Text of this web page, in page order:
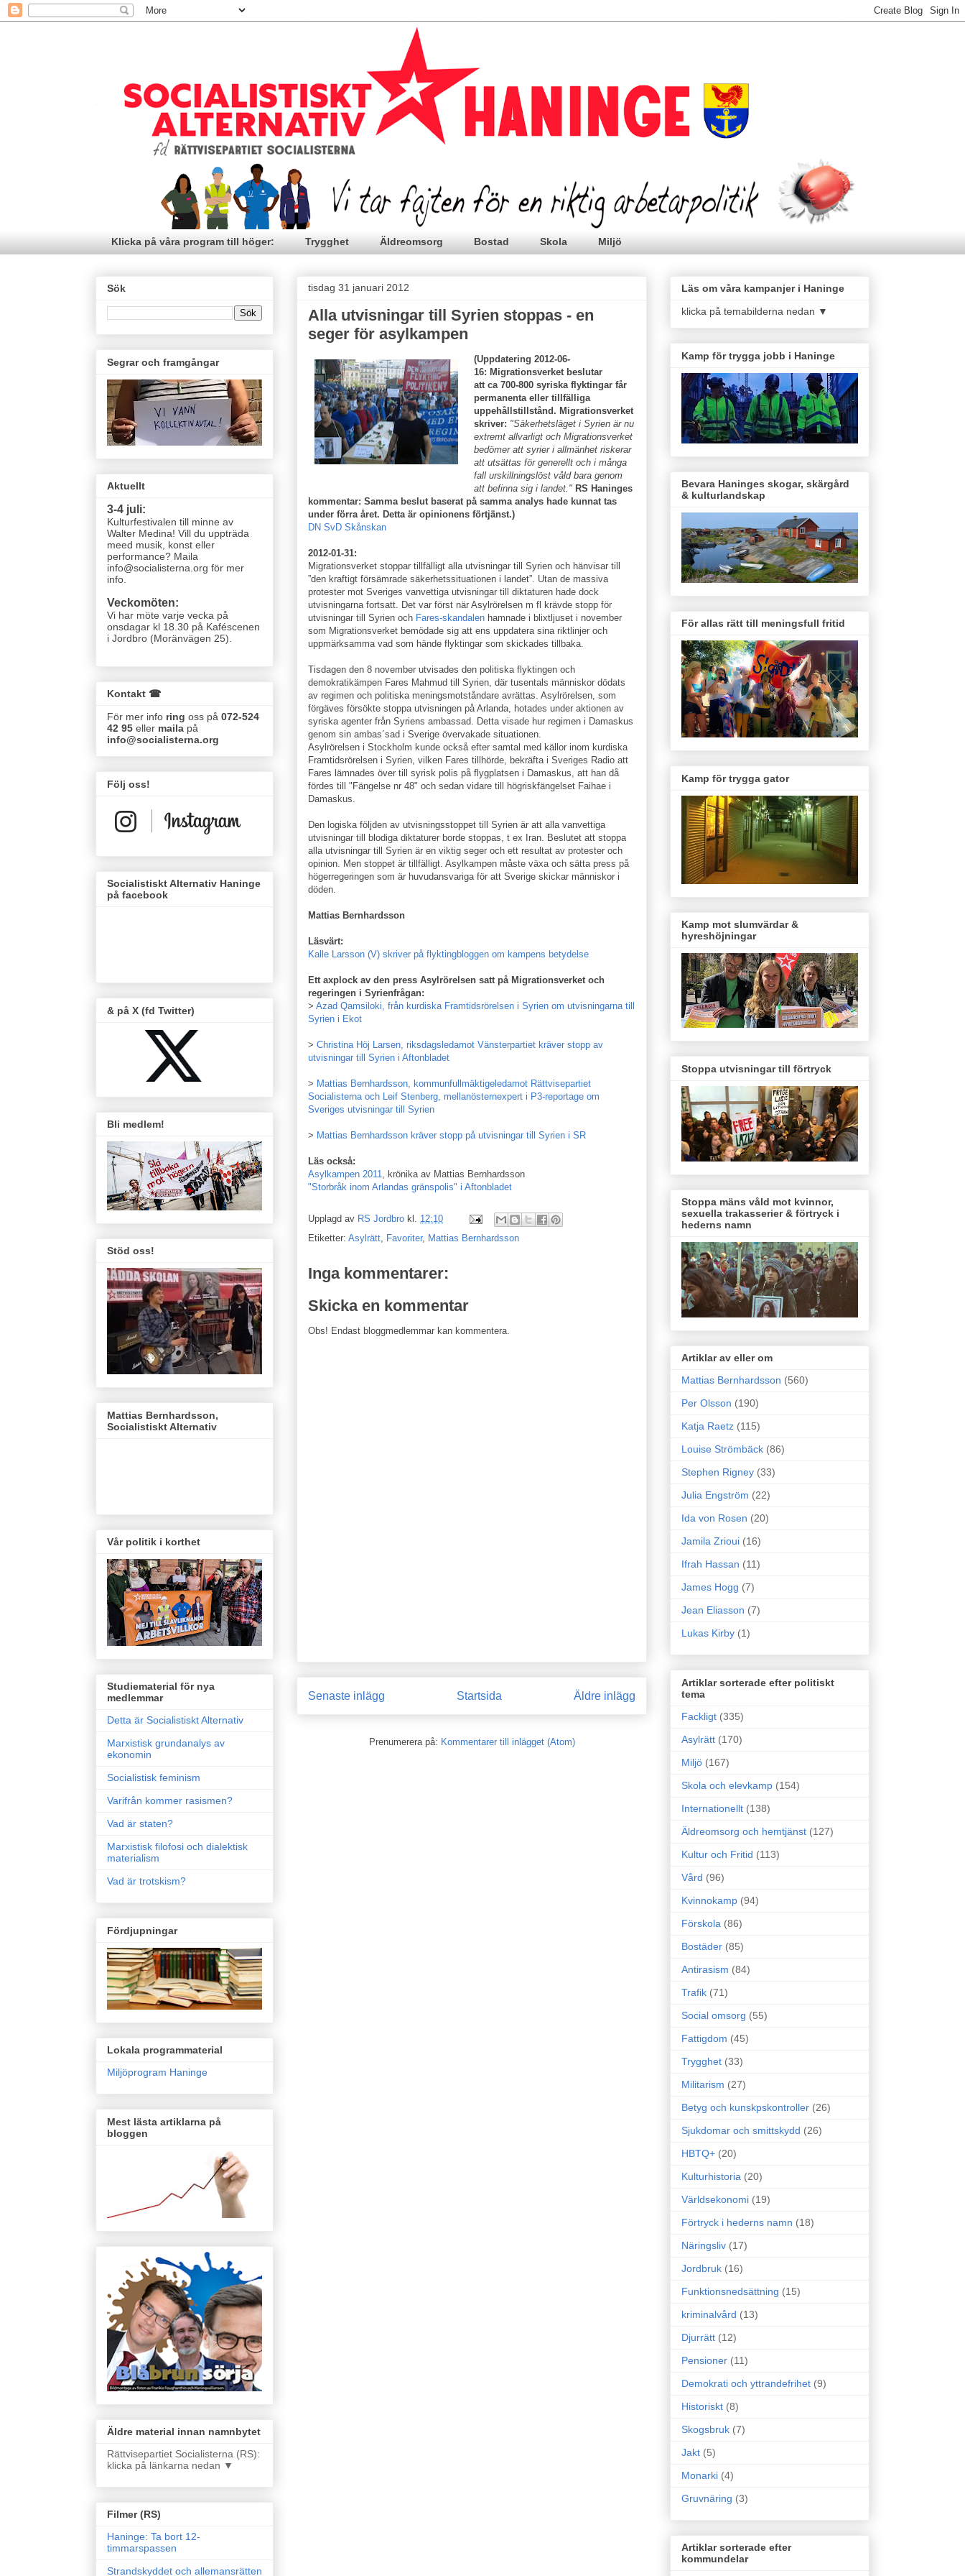
Klicka på våra program till höger: Trygghet Äldreomsorg Bostad Skola Miljö
tisdag 31 januari 2012
Alla utvisningar till Syrien stoppas - en
seger för asylkampen
(Uppdatering 2012-06-
16: Migrationsverket beslutar
att ca 700-800 syriska flyktingar får
permanenta eller tillfälliga
uppehållstillstånd. Migrationsverket
skriver: "Säkerhetsläget i Syrien är nu
extremt allvarligt och Migrationsverket
bedömer att syrier i allmänhet riskerar
att utsättas för generellt och i många
fall urskillningslöst våld bara genom
att befinna sig i landet." RS Haninges
kommentar: Samma beslut baserat på samma analys hade kunnat tas
under förra året. Detta är opinionens förtjänst.)
DN SvD Skånskan
2012-01-31:
Migrationsverket stoppar tillfälligt alla utvisningar till Syrien och hänvisar till
”den kraftigt försämrade säkerhetssituationen i landet”. Utan de massiva
protester mot Sveriges vanvettiga utvisningar till diktaturen hade dock
utvisningarna fortsatt. Det var först när Asylrörelsen m fl krävde stopp för
utvisningar till Syrien och Fares-skandalen hamnade i blixtljuset i november
som Migrationsverket bemödade sig att ens uppdatera sina riktlinjer och
uppmärksamma vad som hände flyktingar som skickades tillbaka.
Tisdagen den 8 november utvisades den politiska flyktingen och
demokratikämpen Fares Mahmud till Syrien, där tusentals människor dödats
av regimen och politiska meningsmotståndare avrättas. Asylrörelsen, som
förgäves försökte stoppa utvisningen på Arlanda, hotades under aktionen av
syriska agenter från Syriens ambassad. Detta visade hur regimen i Damaskus
genom sin ambas´sad i Sverige övervakade situationen.
Asylrörelsen i Stockholm kunde också efter samtal med källor inom kurdiska
Framtidsrörelsen i Syrien, vilken Fares tillhörde, bekräfta i Sveriges Radio att
Fares lämnades över till syrisk polis på flygplatsen i Damaskus, att han då
fördes till "Fängelse nr 48" och sedan vidare till högriskfängelset Faihae i
Damaskus.
Den logiska följden av utvisningsstoppet till Syrien är att alla vanvettiga
utvisningar till blodiga diktaturer borde stoppas, t ex Iran. Beslutet att stoppa
alla utvisningar till Syrien är en viktig seger och ett resultat av protester och
opinion. Men stoppet är tillfälligt. Asylkampen måste växa och sätta press på
högerregeringen som är huvudansvariga för att Sverige skickar människor i
döden.
Mattias Bernhardsson
Läsvärt:
Kalle Larsson (V) skriver på flyktingbloggen om kampens betydelse
Ett axplock av den press Asylrörelsen satt på Migrationsverket och
regeringen i Syrienfrågan:
> Azad Qamsiloki, från kurdiska Framtidsrörelsen i Syrien om utvisningarna till
Syrien i Ekot
> Christina Höj Larsen, riksdagsledamot Vänsterpartiet kräver stopp av
utvisningar till Syrien i Aftonbladet
> Mattias Bernhardsson, kommunfullmäktigeledamot Rättvisepartiet
Socialisterna och Leif Stenberg, mellanösternexpert i P3-reportage om
Sveriges utvisningar till Syrien
> Mattias Bernhardsson kräver stopp på utvisningar till Syrien i SR
Läs också:
Asylkampen 2011
, krönika av Mattias Bernhardsson
"Storbråk inom Arlandas gränspolis" i Aftonbladet
Upplagd av RS Jordbro kl. 12:10
Etiketter: Asylrätt Favoriter, Mattias Bernhardsson
Inga kommentarer:
Skicka en kommentar
Obs! Endast bloggmedlemmar kan kommentera.
Senaste inlägg Äldre inlägg
Startsida
Prenumerera på: Kommentarer till inlägget (Atom)
Sök
Segrar och framgångar
Aktuellt
3-4 juli:
Kulturfestivalen till minne av
Walter Medina! Vill du uppträda
meed musik, konst eller
performance? Maila
info@socialisterna.org för mer
info.
Veckomöten:
Vi har möte varje vecka på
onsdagar kl 18.30 på Kaféscenen
i Jordbro (Moränvägen 25)
Kontakt ☎
För mer info ring oss på 072-524
42 95 eller maila på
info@socialisterna.org
Följ oss!
Socialistiskt Alternativ Haninge
på facebook
& på X (fd Twitter)
Bli medlem!
Stöd oss!
Mattias Bernhardsson,
Socialistiskt Alternativ
Vår politik i korthet
Studiematerial för nya
medlemmar
Detta är Socialistiskt Alternativ
Marxistisk grundanalys av
ekonomin
Socialistisk feminism
Varifrån kommer rasismen?
Vad är staten?
Marxistisk filofosi och dialektisk
materialism
Vad är trotskism?
Fördjupningar
Lokala programmaterial
Miljöprogram Haninge
Mest lästa artiklarna på
bloggen
Äldre material innan namnbytet
Rättvisepartiet Socialisterna (RS):
klicka på länkarna nedan ▼
Filmer (RS)
Haninge: Ta bort 12-
timmarspassen
Strandskyddet och allemansrätten
Läs om våra kampanjer i Haninge
klicka på temabilderna nedan ▼
Kamp för trygga jobb i Haninge
Bevara Haninges skogar, skärgård
& kulturlandskap
För allas rätt till meningsfull fritid
Kamp för trygga gator
Kamp mot slumvärdar &
hyreshöjningar
Stoppa utvisningar till förtryck
Stoppa mäns våld mot kvinnor,
sexuella trakasserier & förtryck i
hederns namn
Artiklar av eller om
Mattias Bernhardsson (560)
Per Olsson (190)
Katja Raetz (115)
Louise Strömbäck (86)
Stephen Rigney (33)
Julia Engström (22)
Ida von Rosen (20)
Jamila Zrioui (16)
Ifrah Hassan (11)
James Hogg (7)
Jean Eliasson (7)
Lukas Kirby (1)
Artiklar sorterade efter politiskt
tema
Fackligt (335)
Asylrätt (170)
Miljö (167)
Skola och elevkamp (154)
Internationellt (138)
Äldreomsorg och hemtjänst (127)
Kultur och Fritid (113)
Vård (96)
Kvinnokamp (94)
Förskola (86)
Bostäder (85)
Antirasism (84)
Trafik (71)
Social omsorg (55)
Fattigdom (45)
Trygghet (33)
Militarism (27)
Betyg och kunskpskontroller (26)
Sjukdomar och smittskydd (26)
HBTQ+ (20)
Kulturhistoria (20)
Världsekonomi (19)
Förtryck i hederns namn (18)
Näringsliv (17)
Jordbruk (16)
Funktionsnedsättning (15)
kriminalvård (13)
Djurrätt (12)
Pensioner (11)
Demokrati och yttrandefrihet (9)
Historiskt (8)
Skogsbruk (7)
Jakt (5)
Monarki (4)
Gruvnäring (3)
Artiklar sorterade efter
kommundelar